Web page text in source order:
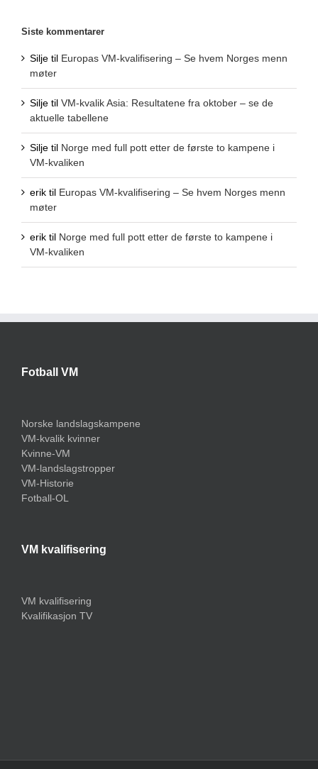
Siste kommentarer
Silje til Europas VM-kvalifisering – Se hvem Norges menn
møter
Silje til VM-kvalik Asia: Resultatene fra oktober – se de
aktuelle tabellene
Silje til Norge med full pott etter de første to kampene i
VM-kvaliken
erik til Europas VM-kvalifisering – Se hvem Norges menn
møter
erik til Norge med full pott etter de første to kampene i
VM-kvaliken
Fotball VM
Norske landslagskampene
VM-kvalik kvinner
Kvinne-VM
VM-landslagstropper
VM-Historie
Fotball-OL
VM kvalifisering
VM kvalifisering
Kvalifikasjon TV